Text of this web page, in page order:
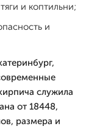
и коптильни;
и
служила
от 18448,
размера и